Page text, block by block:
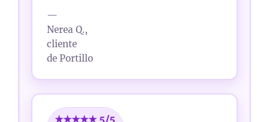
—
Nerea Q.,
cliente
de Portillo
★★★★★ 5/5